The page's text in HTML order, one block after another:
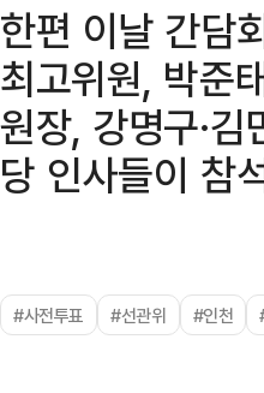
한편 이날 간담
최고위원, 박준
원장, 강명구·김
당 인사들이 참
#사전투표 #선관위 #인천